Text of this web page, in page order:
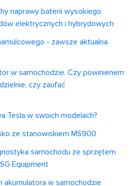
naprawy baterii wysokiego
elektrycznych i hybrydowych
- zawsze aktualna
w samochodzie. Czy powinienem
czy zaufać
Tesla w swoich modelach?
ze stanowiskiem MS900
samochodu ze sprzętem
Equipment
akumulatora w samochodzie